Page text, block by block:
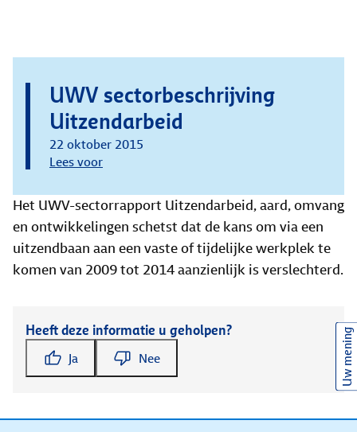
UWV sectorbeschrijving
Uitzendarbeid
22 oktober 2015
Lees voor
Het UWV-sectorrapport Uitzendarbeid, aard, omvang
en ontwikkelingen schetst dat de kans om via een
uitzendbaan aan een vaste of tijdelijke werkplek te
komen van 2009 tot 2014 aanzienlijk is verslechterd.
Heeft deze informatie u geholpen?
Ja Nee Uw mening